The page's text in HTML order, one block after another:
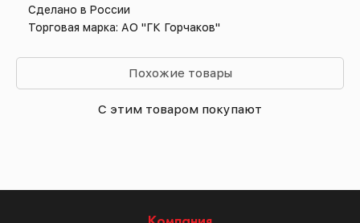
Сделано в России
Торговая марка: АО "ГК Горчаков"
Похожие товары
С этим товаром покупают